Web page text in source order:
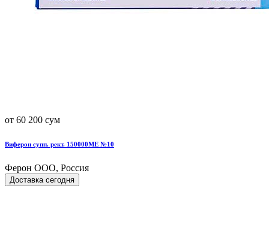
от 60 200 сум
Виферон супп. рект. 150000МЕ №10
Ферон ООО, Россия
Доставка сегодня